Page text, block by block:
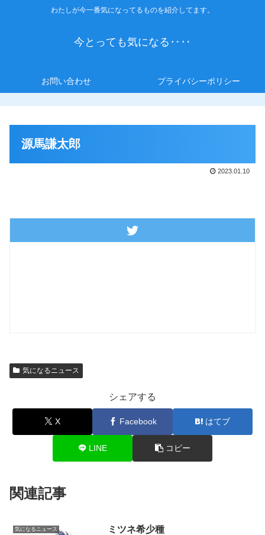
わたしが今一番気になってるものを紹介してます。
今とっても気になる‥‥
お問い合わせ プライバシーポリシー
源馬謙太郎
2023.01.10
気になるニュース
シェアする
X Facebook はてブ
LINE コピー
関連記事
気になるニュース ミツネ希少種